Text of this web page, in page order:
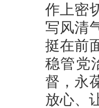
作上密
写风清
挺在前
稳管党
督，永
放心、